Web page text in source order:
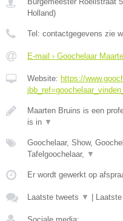
Holland)
Tel: contactgegevens zie
E-mail › Goochelaar
Website: https://
Maarten Bruins is een
is in ▼
Goochelaar, Show,
Tafelgoochelaar, ▼
Er wordt gewerkt op
Laatste tweets ▼